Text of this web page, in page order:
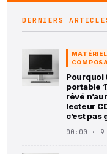
DERNIERS
Pourquoi
portable
rêvé
lecteur
c’est pas
00:00 · 9